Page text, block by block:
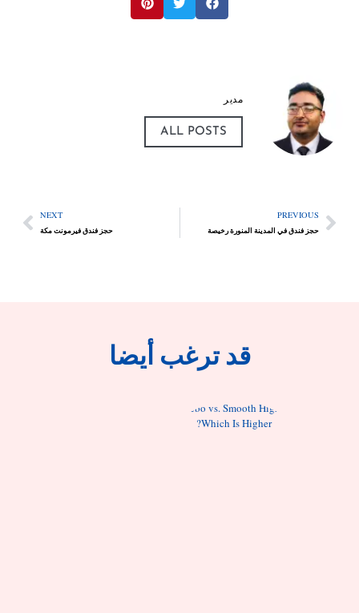
ALL POSTS
PREVIOUS
حجز فندق في المدينة المنورة رخيصة
NEXT
حجز فندق فيرمونت مكة
قد ترغب أيضا